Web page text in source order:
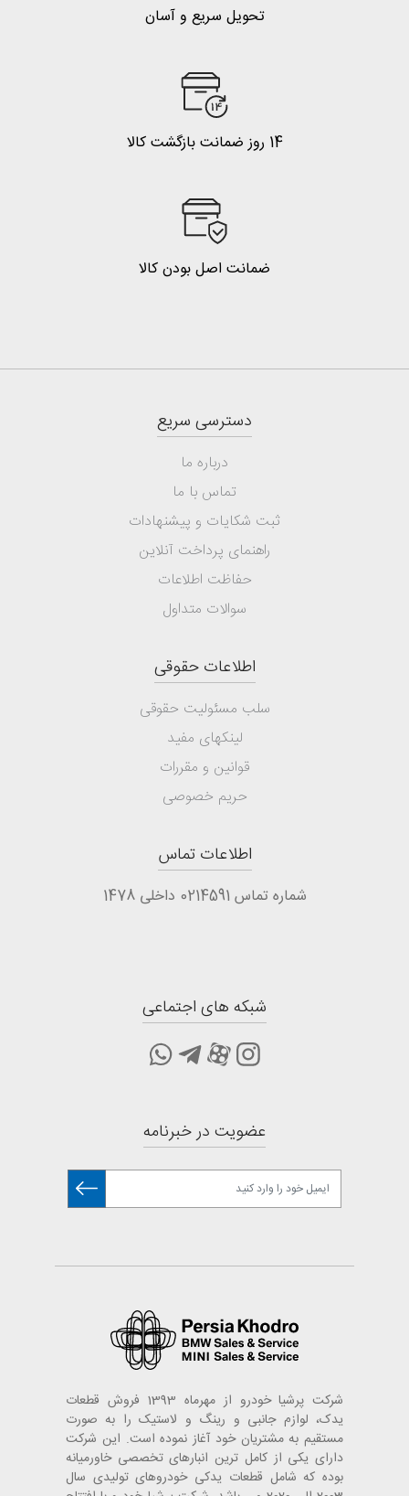
تحویل سریع و آسان
14 روز ضمانت بازگشت کالا
ضمانت اصل بودن کالا
دسترسی سریع
درباره ما
تماس با ما
ثبت شکایات و پیشنهادات
راهنمای پرداخت آنلاین
حفاظت اطلاعات
سوالات متداول
اطلاعات حقوقی
سلب مسئولیت حقوقی
لینکهای مفید
قوانین و مقررات
حریم خصوصی
اطلاعات تماس
شماره تماس 0214591 داخلی 1478
شبکه های اجتماعی
عضویت در خبرنامه
شرکت پرشیا خودرو از مهرماه 1393 فروش قطعات
یدک، لوازم جانبی و رینگ و لاستیک را به صورت
مستقیم به مشتریان خود آغاز نموده است. این شرکت
دارای یکی از کامل ترین انبارهای تخصصی خاورمیانه
بوده که شامل قطعات یدکی خودروهای تولیدی سال